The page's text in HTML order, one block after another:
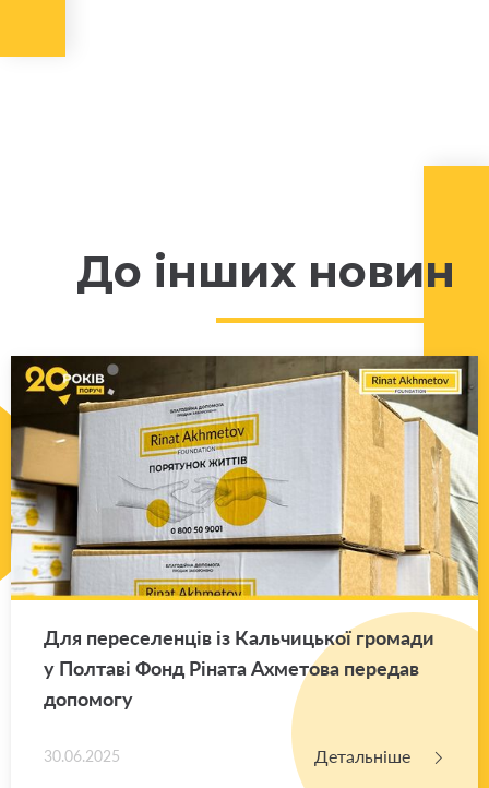
До інших новин
Для пе­ре­се­лен­ців із Каль­чи­цької гро­ма­ди
у Пол­та­ві Фонд Рі­на­та Ахме­то­ва пе­ре­дав
до­по­мо­гу
30.06.2025 Детальніше